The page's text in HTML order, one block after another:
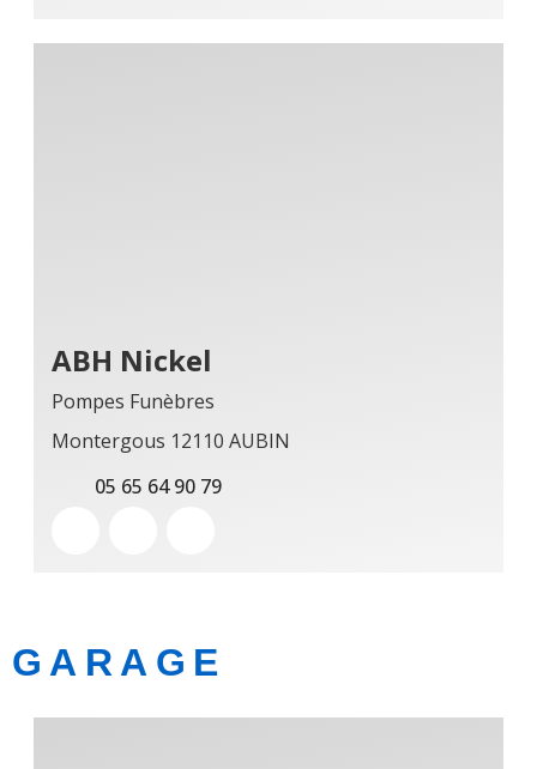
ABH Nickel
Pompes Funèbres
Montergous 12110 AUBIN
05 65 64 90 79
GARAGE